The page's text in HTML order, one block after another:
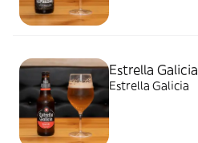
Estrella Galicia
Estrella Galicia